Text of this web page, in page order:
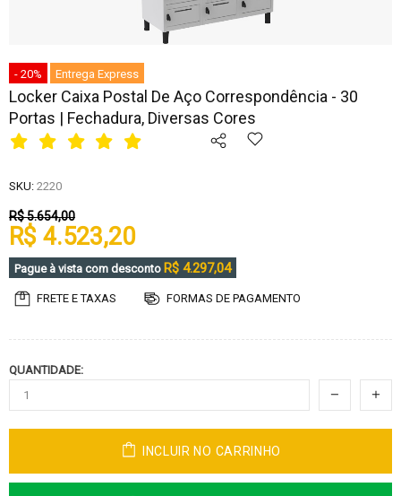
- 20% Entrega Express
Locker Caixa Postal De Aço Correspondência - 30
Portas | Fechadura, Diversas Cores
SKU: 2220
R$ 5.654,00
R$ 4.523,20
Pague à vista com desconto R$ 4.297,04
FRETE E TAXAS FORMAS DE PAGAMENTO
QUANTIDADE:
INCLUIR NO CARRINHO